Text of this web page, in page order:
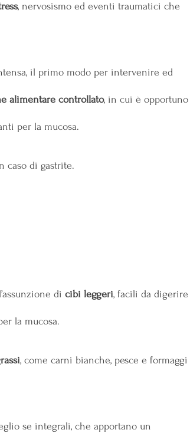
, nervosismo ed eventi traumatici che
il primo modo per intervenire ed
alimentare controllato, in cui è opportuno
per la mucosa.
caso di gastrite.
di cibi leggeri, facili da digerire
la mucosa.
, come carni bianche, pesce e formaggi
se integrali, che apportano un